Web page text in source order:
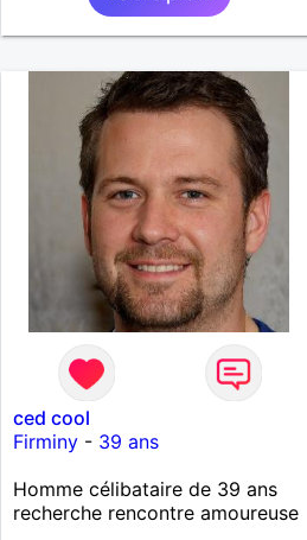
vraiment une relation sérieuse.
ced cool
Firminy- 39 ans
Homme célibataire de 39 ans
recherche rencontre amoureuse